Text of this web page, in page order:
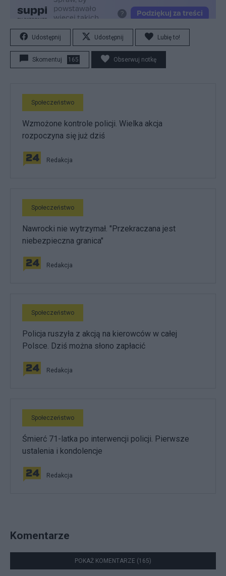
Udostępnij Udostępnij Lubię to!
Skomentuj 165 Obserwuj notkę
Społeczeństwo
Wzmożone kontrole policji. Wielka akcja
rozpoczyna się już dziś
Redakcja
Społeczeństwo
Nawrocki nie wytrzymał. "Przekraczana jest
niebezpieczna granica"
Redakcja
Społeczeństwo
Policja ruszyła z akcją na kierowców w całej
Polsce. Dziś można słono zapłacić
Redakcja
Społeczeństwo
Śmierć 71-latka po interwencji policji. Pierwsze
ustalenia i kondolencje
Redakcja
Komentarze
POKAŻ KOMENTARZE (165)